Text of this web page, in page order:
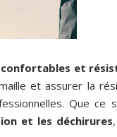
et
et assurer la
Que ce
et les déchirures